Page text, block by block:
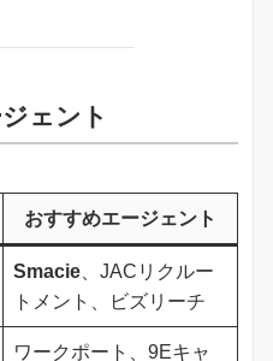
ェント
おすすめエージェント
Smacie 、JACリクルー
トメント、ビズリーチ
ワークポート、9Eキャ